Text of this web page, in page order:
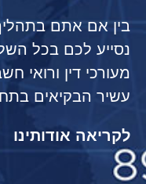
בין אם אתם
נסייע לכם בכל
מעורכי דין ורואי
עשיר הבקיאים
לקריאה אודותינו